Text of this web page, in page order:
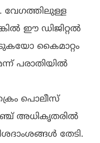
വേഗത്തിലുള്ള
ഈ ഡിജിറ്റൽ
കൈമാറ്റം
പരാതിയിൽ
പൊലീസ്
അധികൃതരിൽ
തേടി.